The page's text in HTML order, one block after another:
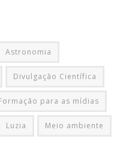
Astronomia
Divulgação Científica
para as mídias
Luzia Meio ambiente